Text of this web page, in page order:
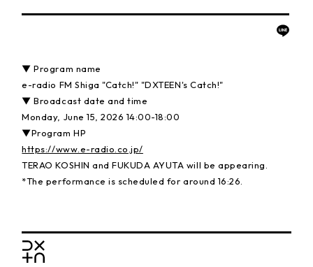
▼ Program name
e-radio FM Shiga "Catch!" "DXTEEN's Catch!"
▼ Broadcast date and time
Monday, June 15, 2026 14:00-18:00
▼Program HP
https://www.e-radio.co.jp/
TERAO KOSHIN and FUKUDA AYUTA will be appearing.
*The performance is scheduled for around 16:26.